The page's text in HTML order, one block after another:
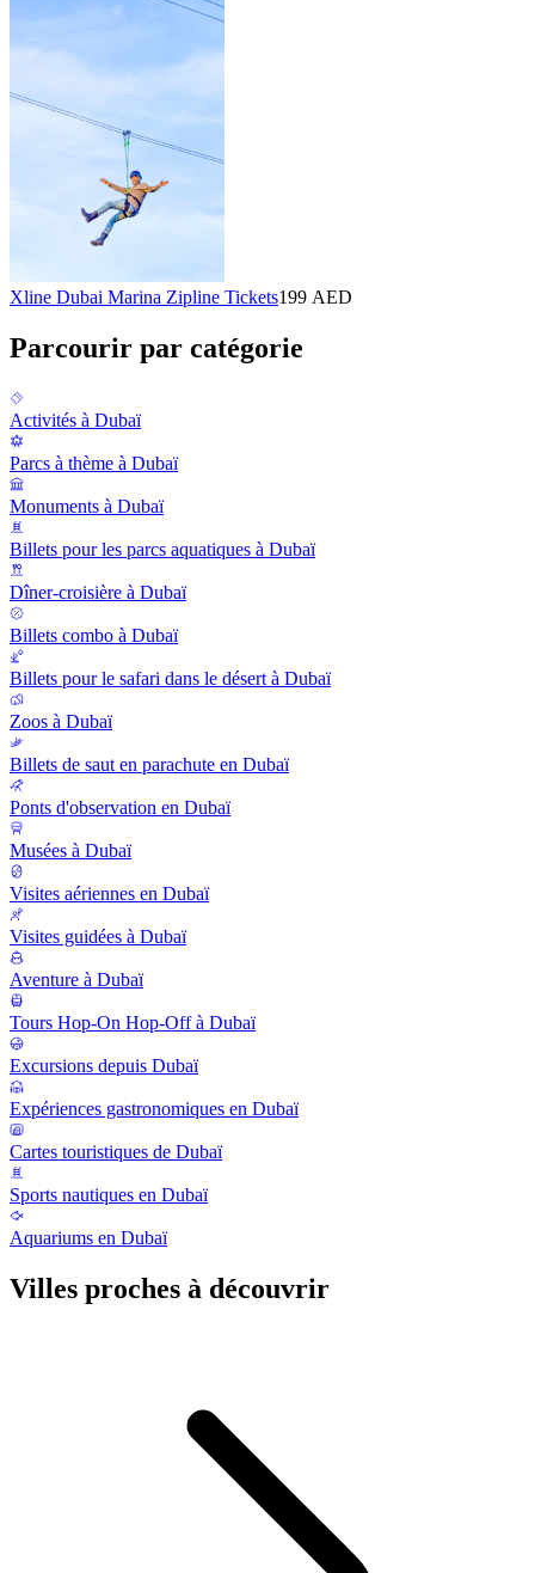
Xline Dubai Marina Zipline Tickets199 AED
Parcourir par catégorie
Activités à Dubaï
Parcs à thème à Dubaï
Monuments à Dubaï
Billets pour les parcs aquatiques à Dubaï
Dîner-croisière à Dubaï
Billets combo à Dubaï
Billets pour le safari dans le désert à Dubaï
Zoos à Dubaï
Billets de saut en parachute en Dubaï
Ponts d'observation en Dubaï
Musées à Dubaï
Visites aériennes en Dubaï
Visites guidées à Dubaï
Aventure à Dubaï
Tours Hop-On Hop-Off à Dubaï
Excursions depuis Dubaï
Expériences gastronomiques en Dubaï
Cartes touristiques de Dubaï
Sports nautiques en Dubaï
Aquariums en Dubaï
Villes proches à découvrir